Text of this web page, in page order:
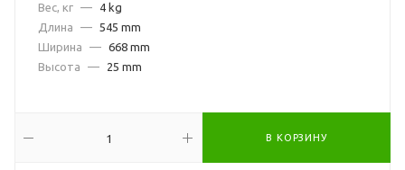
Вес, кг —
4 kg
Длина
— 545 mm
Ширина
— 668 mm
Высота
— 25 mm
В КОРЗИНУ